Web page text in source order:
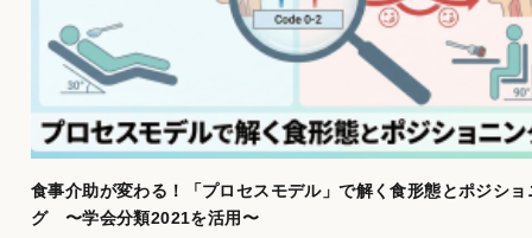
食事介助が変わる！「プロセスモデル」で解く食形態とポジショ
グ 〜学会分類2021を活用〜